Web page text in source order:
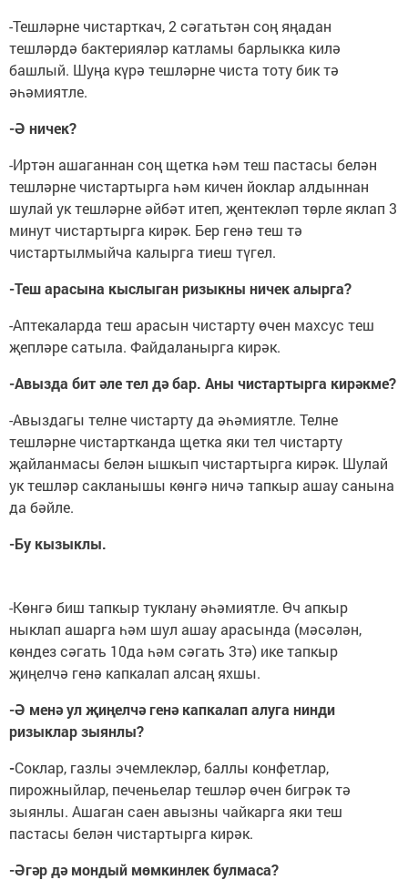
-Тешләрне чистарткач, 2 сәгатьтән соң яңадан
тешләрдә бактерияләр катламы барлыкка килә
башлый. Шуңа күрә тешләрне чиста тоту бик тә
әһәмиятле.
-Ә ничек?
-Иртән ашаганнан соң щетка һәм теш пастасы белән
тешләрне чистартырга һәм кичен йоклар алдыннан
шулай ук тешләрне әйбәт итеп, җентекләп төрле яклап 3
минут чистартырга кирәк. Бер генә теш тә
чистартылмыйча калырга тиеш түгел.
-Теш арасына кыслыган ризыкны ничек алырга?
-Аптекаларда теш арасын чистарту өчен махсус теш
җепләре сатыла. Файдаланырга кирәк.
-Авызда бит әле тел дә бар. Аны чистартырга кирәкме?
-Авыздагы телне чистарту да әһәмиятле. Телне
тешләрне чистартканда щетка яки тел чистарту
җайланмасы белән ышкып чистартырга кирәк. Шулай
ук тешләр сакланышы көнгә ничә тапкыр ашау санына
да бәйле.
-Бу кызыклы.
-Көнгә биш тапкыр туклану әһәмиятле. Өч апкыр
ныклап ашарга һәм шул ашау арасында (мәсәлән,
көндез сәгать 10да һәм сәгать 3тә) ике тапкыр
җиңелчә генә капкалап алсаң яхшы.
-Ә менә ул җиңелчә генә капкалап алуга нинди
ризыклар зыянлы?
-Соклар, газлы эчемлекләр, баллы конфетлар,
пирожныйлар, печеньелар тешләр өчен бигрәк тә
зыянлы. Ашаган саен авызны чайкарга яки теш
пастасы белән чистартырга кирәк.
-Әгәр дә мондый мөмкинлек булмаса?